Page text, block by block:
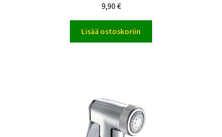
9,90 €
Lisää ostoskoriin